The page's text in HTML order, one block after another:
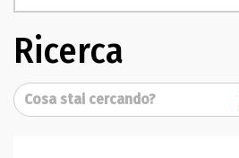
Ricerca
Cerca